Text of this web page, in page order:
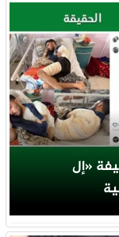
«إل